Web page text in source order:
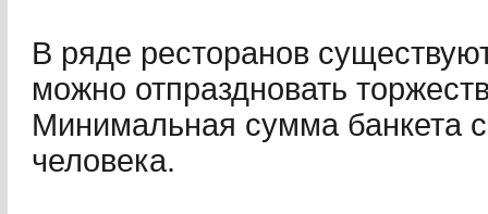
В ряде ресторанов
можно отпраздновать
Минимальная сумма банкета
человека.